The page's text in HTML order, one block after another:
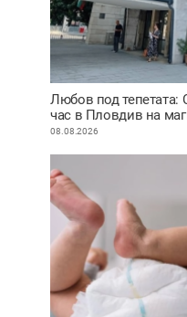
Любов под тепетата:
час в Пловдив на
08.08.2026